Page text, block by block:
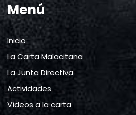
Menú
Inicio
La Carta Malacitana
La Junta Directiva
Actividades
Vídeos a la carta